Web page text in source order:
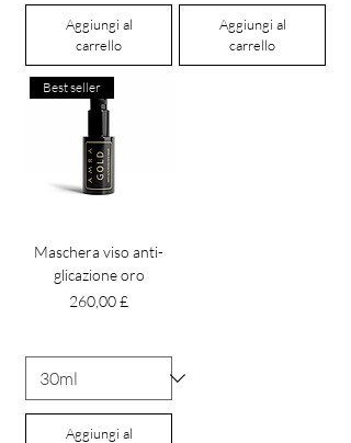
Aggiungi al
carrello
Aggiungi al
carrello
Best seller
Maschera viso anti-
glicazione oro
Prezzo
260,00 £
Aggiungi al